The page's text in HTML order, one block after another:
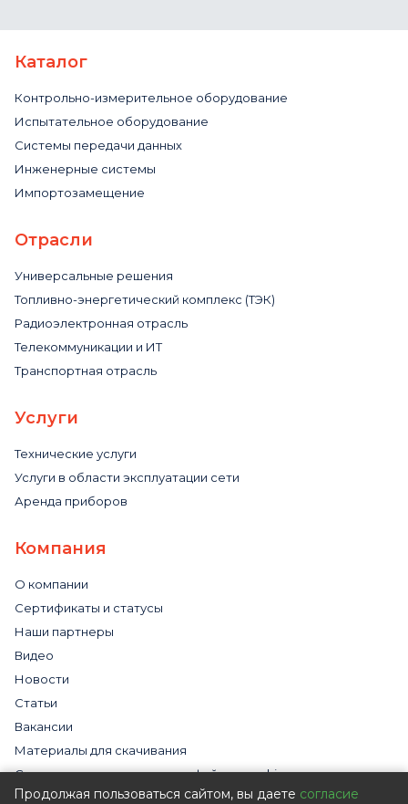
Каталог
Контрольно-измерительное оборудование
Испытательное оборудование
Системы передачи данных
Инженерные системы
Импортозамещение
Отрасли
Универсальные решения
Топливно-энергетический комплекс (ТЭК)
Радиоэлектронная отрасль
Телекоммуникации и ИТ
Транспортная отрасль
Услуги
Технические услуги
Услуги в области эксплуатации сети
Аренда приборов
Компания
О компании
Сертификаты и статусы
Наши партнеры
Видео
Новости
Статьи
Вакансии
Материалы для скачивания
Cогласие на использование файлов cookies
Обработка персональных данных с помощью сервиса
Продолжая пользоваться сайтом, вы даете согласие